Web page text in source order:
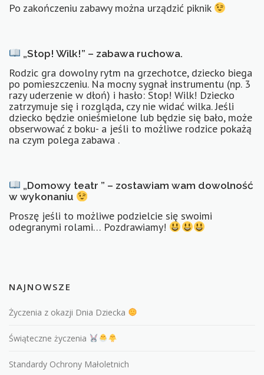
Po zakończeniu zabawy można urządzić piknik
„Stop! Wilk!” – zabawa ruchowa.
Rodzic gra dowolny rytm na grzechotce, dziecko biega
po pomieszczeniu. Na mocny sygnał instrumentu (np. 3
razy uderzenie w dłoń) i hasło: Stop! Wilk! Dziecko
zatrzymuje się i rozgląda, czy nie widać wilka. Jeśli
dziecko będzie onieśmielone lub będzie się bało, może
obserwować z boku- a jeśli to możliwe rodzice pokażą
na czym polega zabawa .
„Domowy teatr ” – zostawiam wam dowolność
w wykonaniu
Proszę jeśli to możliwe podzielcie się swoimi
odegranymi rolami… Pozdrawiamy!
NAJNOWSZE
Życzenia z okazji Dnia Dziecka
Świąteczne życzenia
Standardy Ochrony Małoletnich